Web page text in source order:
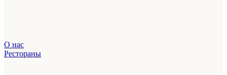
О нас
Рестораны